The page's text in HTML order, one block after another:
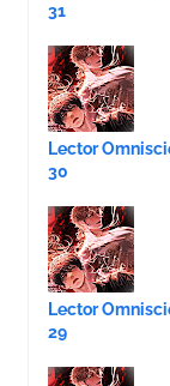
31
Lector
30
Lector
29